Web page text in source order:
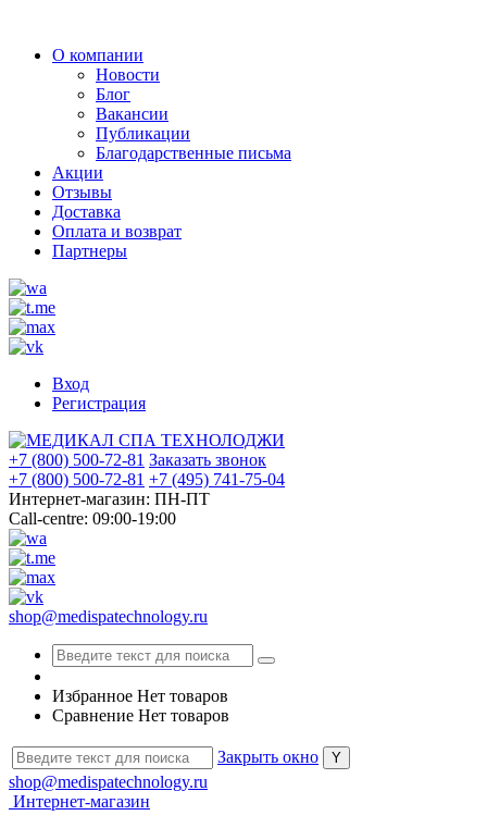
О компании
Новости
Блог
Вакансии
Публикации
Благодарственные письма
Акции
Отзывы
Доставка
Оплата и возврат
Партнеры
Вход
Регистрация
+7 (800) 500-72-81 Заказать звонок
+7 (800) 500-72-81 +7 (495) 741-75-04
Интернет-магазин: ПН-ПТ
Call-centre: 09:00-19:00
shop@medispatechnology.ru
Избранное Нет товаров
Сравнение Нет товаров
Закрыть окно
shop@medispatechnology.ru
Интернет-магазин